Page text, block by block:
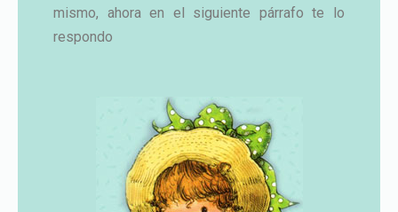
mismo, ahora en el siguiente párrafo te lo
respondo